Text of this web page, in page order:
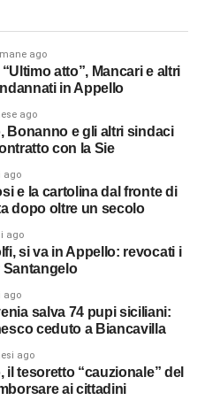
ago
atto”, Mancari e altri
in Appello
ago
Bonanno e gli altri sindaci
con la Sie
ago
e la cartolina dal fronte di
dopo oltre un secolo
ago
si va in Appello: revocati i
ago
salva 74 pupi siciliani:
ceduto a Biancavilla
ago
il tesoretto “cauzionale” del
ai cittadini